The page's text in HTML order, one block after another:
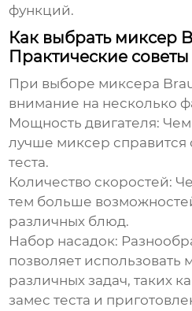
функций.
Как выбрать миксер
Практические советы
При выборе миксера
внимание на несколько
Мощность двигателя:
лучше миксер справится
теста.
Количество скоростей:
тем больше
различных блюд.
Набор насадок:
позволяет использовать
различных задач, таких
замес теста и